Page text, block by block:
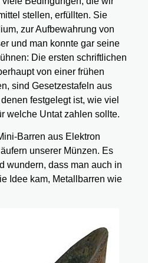
stellen, erfüllten. Sie
zur Aufbewahrung von
und man konnte gar seine
Die ersten schriftlichen
von einer frühen
sind Gesetzestafeln aus
festgelegt ist, wie viel
welche Untat zahlen sollte.
Barren aus Elektron
unserer Münzen. Es
wundern, dass man auch in
Idee kam, Metallbarren wie